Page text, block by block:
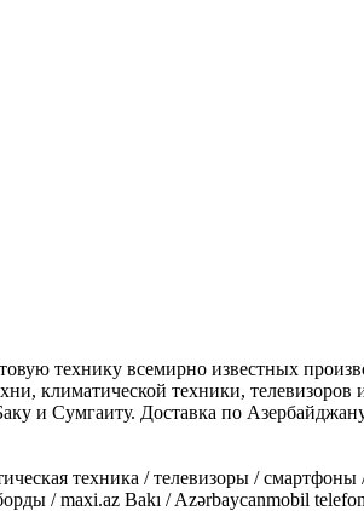
технику всемирно известных
климатической техники,
и Сумгаиту. Доставка по
техника / телевизоры /
/ maxi.az Bakı / Azərbaycanmobil